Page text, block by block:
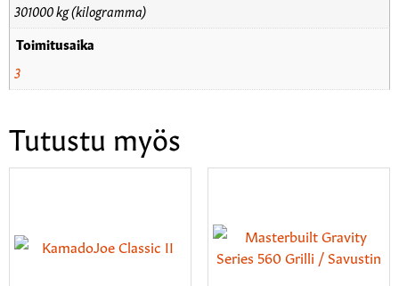
301000 kg (kilogramma)
Toimitusaika
3
Tutustu myös